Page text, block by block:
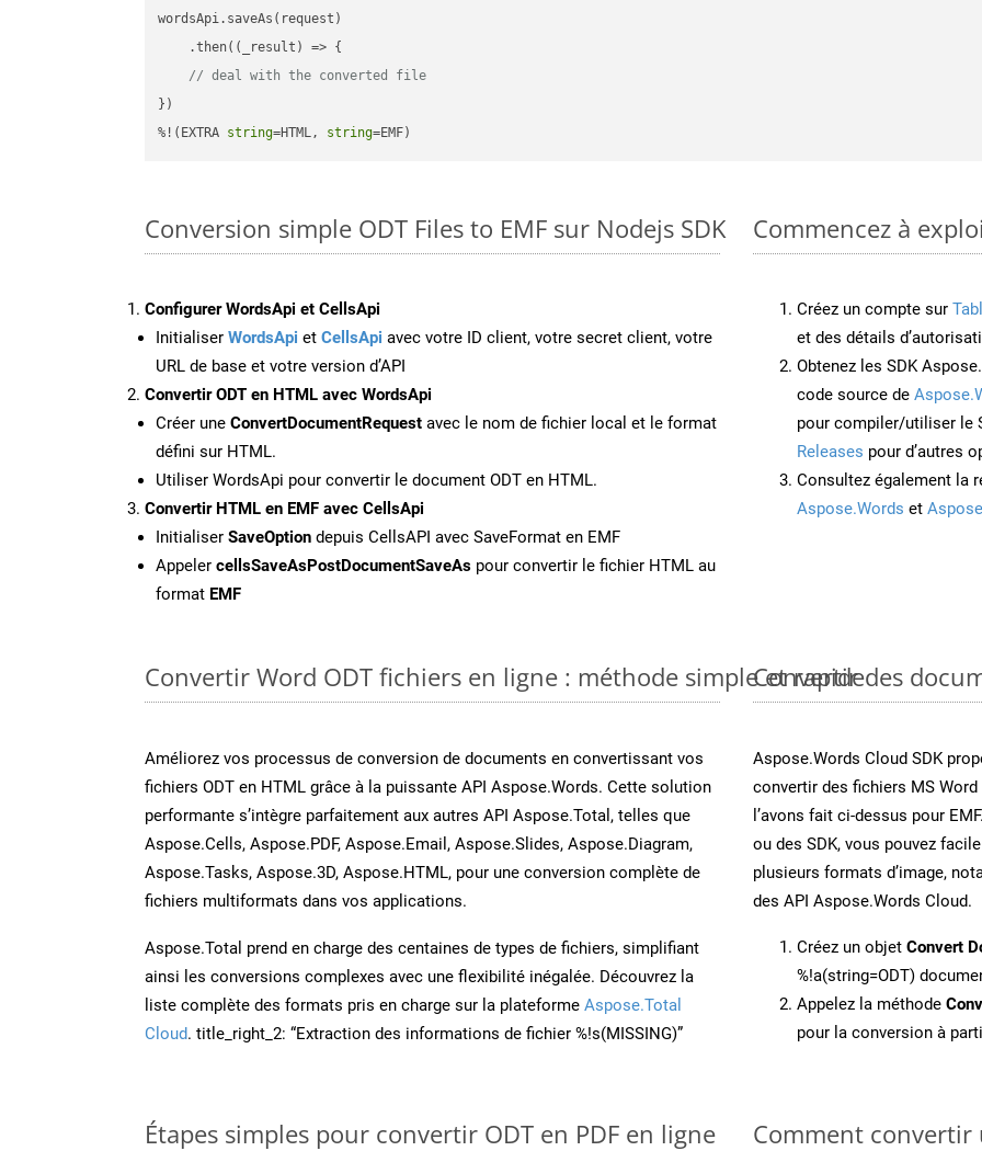
wordsApi.saveAs(request)
    .then(
( _result ) => {
// deal with the converted file
})
%!(EXTRA string=HTML, string=EMF)
Conversion simple ODT Files to EMF sur Nodejs SDK
Configurer WordsApi et CellsApi
Initialiser WordsApi et CellsApi avec votre ID client, votre secret client, votre
URL de base et votre version d’API
Convertir ODT en HTML avec WordsApi
Créer une ConvertDocumentRequest avec le nom de fichier local et le format
défini sur HTML.
Utiliser WordsApi pour convertir le document ODT en HTML.
Convertir HTML en EMF avec CellsApi
Initialiser SaveOption depuis CellsAPI avec SaveFormat en EMF
Appeler cellsSaveAsPostDocumentSaveAs pour convertir le fichier HTML au
format EMF
Commencez à
Créez un compte sur
et des détails
Obtenez les SDK
code source de
pour compiler/utiliser le
Releases pour d’autres
Consultez également la
Aspose.Words et
Convertir Word ODT fichiers en ligne : méthode simple et rapide
Améliorez vos processus de conversion de documents en convertissant vos
fichiers ODT en HTML grâce à la puissante API Aspose.Words. Cette solution
performante s’intègre parfaitement aux autres API Aspose.Total, telles que
Aspose.Cells, Aspose.PDF, Aspose.Email, Aspose.Slides, Aspose.Diagram,
Aspose.Tasks, Aspose.3D, Aspose.HTML, pour une conversion complète de
fichiers multiformats dans vos applications.
Aspose.Total prend en charge des centaines de types de fichiers, simplifiant
ainsi les conversions complexes avec une flexibilité inégalée. Découvrez la
liste complète des formats pris en charge sur la plateforme Aspose.Total
Cloud. title_right_2: “Extraction des informations de fichier %!s(MISSING)”
Convertir des
Aspose.Words Cloud SDK
convertir des fichiers MS
l’avons fait ci-dessus pour
ou des SDK, vous pouvez
plusieurs formats d’image,
des API Aspose.Words Cloud.
Créez un objet Convert
%!a(string=ODT)
Appelez la méthode
pour la conversion à
Étapes simples pour convertir ODT en PDF en ligne Comment convertir